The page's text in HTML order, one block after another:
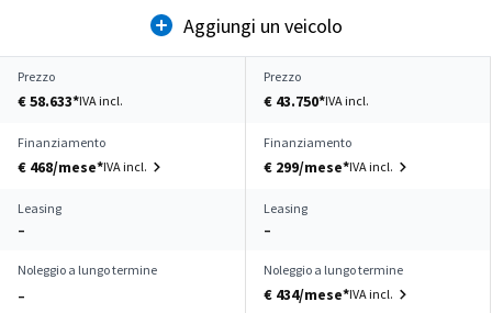
Aggiungi un veicolo
Prezzo
€ 58.633*IVA incl.
Prezzo
€ 43.750*IVA incl.
Finanziamento
€ 468/mese*IVA incl.
Finanziamento
€ 299/mese*IVA incl.
Leasing
–
Leasing
–
Noleggio a lungo termine
–
Noleggio a lungo termine
€ 434/mese*IVA incl.